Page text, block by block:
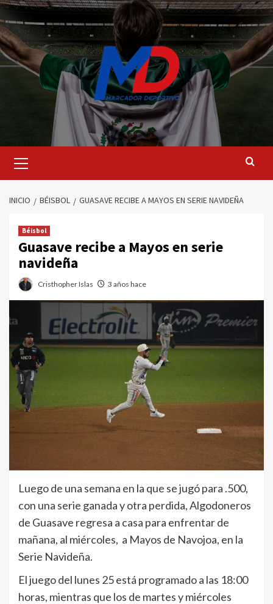
Saltar
al
contenido
principal
INICIO BÉISBOL GUASAVE RECIBE A MAYOS EN SERIE NAVIDEÑA
Béisbol
Guasave recibe a Mayos en serie
navideña
Cristhopher Islas 3 años hace
Luego de una semana en la que se jugó para .500,
con una serie ganada y otra perdida, Algodoneros
de Guasave regresa a casa para enfrentar de
mañana, al miércoles, a Mayos de Navojoa, en la
Serie Navideña.
El juego del lunes 25 está programado a las 18:00
horas, mientras que los de martes y miércoles